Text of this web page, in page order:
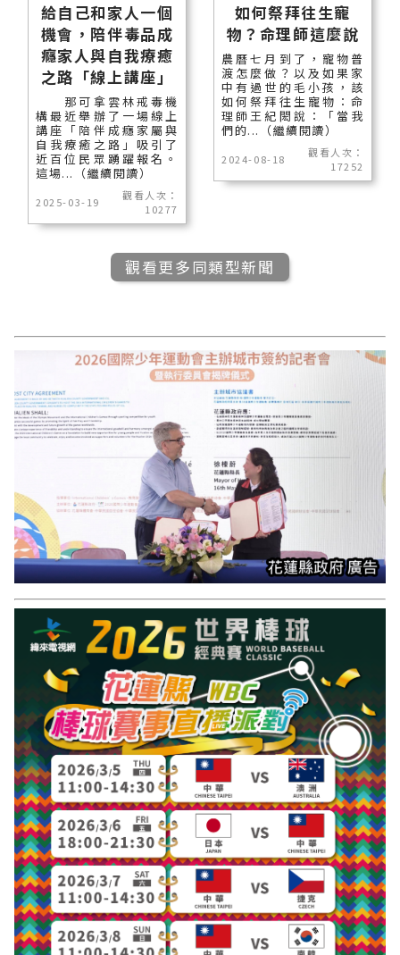
給自己和家人一個
機會，陪伴毒品成
癮家人與自我療癒
之路「線上講座」
那可拿雲林戒毒機
構最近舉辦了一場線上
講座「陪伴成癮家屬與
自我療癒之路」吸引了
近百位民眾踴躍報名。
這場...（繼續閱讀）
2025-03-19
觀看人次：
10277
如何祭拜往生寵
物？命理師這麼說
農曆七月到了，寵物普
渡怎麼做？以及如果家
中有過世的毛小孩，該
如何祭拜往生寵物：命
理師王紀閎說：「當我
們的...（繼續閱讀）
2024-08-18
觀看人次：
17252
觀看更多同類型新聞